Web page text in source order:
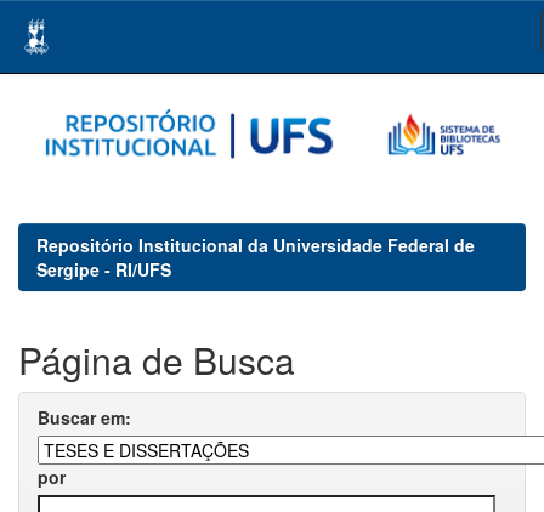
navigation
Repositório Institucional da Universidade Federal de
Sergipe - RI/UFS
Página de Busca
Buscar em:
por